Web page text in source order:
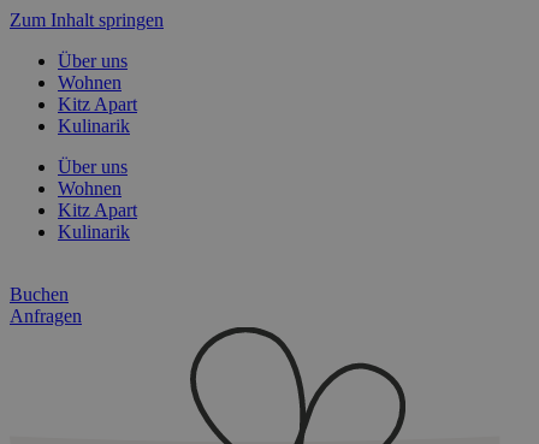
Zum Inhalt springen
Über uns
Wohnen
Kitz Apart
Kulinarik
Über uns
Wohnen
Kitz Apart
Kulinarik
Buchen
Anfragen